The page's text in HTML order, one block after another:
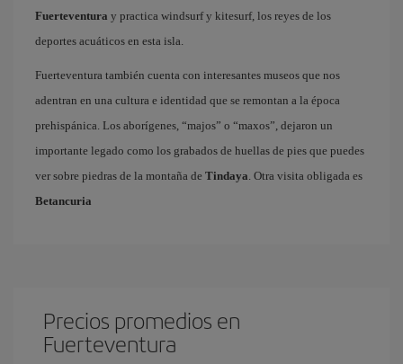
Fuerteventura y practica windsurf y kitesurf, los reyes de los
deportes acuáticos en esta isla.
Fuerteventura también cuenta con interesantes museos que nos
adentran en una cultura e identidad que se remontan a la época
prehispánica. Los aborígenes, “majos” o “maxos”, dejaron un
importante legado como los grabados de huellas de pies que puedes
ver sobre piedras de la montaña de Tindaya. Otra visita obligada es
Betancuria
Precios promedios en
Fuerteventura